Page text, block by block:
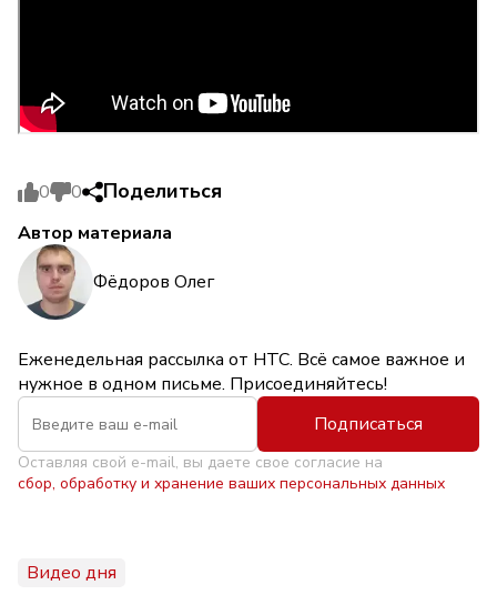
0 0 Поделиться
Автор материала
Фёдоров Олег
Еженедельная рассылка от НТС. Всё самое важное и
нужное в одном письме. Присоединяйтесь!
Подписаться
Оставляя свой e-mail, вы даете свое согласие на
сбор, обработку и хранение ваших персональных данных
Видео дня